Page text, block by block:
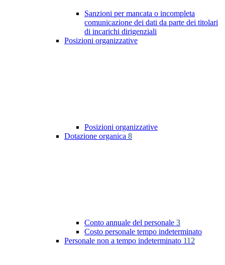
Sanzioni per mancata o incompleta
comunicazione dei dati da parte dei titolari
di incarichi dirigenziali
Posizioni organizzative
Posizioni organizzative
Dotazione organica 8
Conto annuale del personale 3
Costo personale tempo indeterminato
Personale non a tempo indeterminato 112